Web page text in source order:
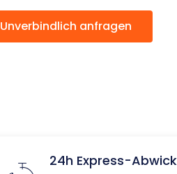
Unverbindlich anfragen
24h Express-